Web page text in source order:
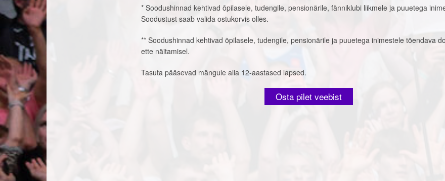
* Soodushinnad kehtivad õpilasele, tudengile, pensionärile, fänniklubi liikmele ja puuetega
Soodustust saab valida ostukorvis olles.
** Soodushinnad kehtivad õpilasele, tudengile, pensionärile ja puuetega inimestele tõendava
ette näitamisel.
Tasuta pääsevad mängule alla 12-aastased lapsed.
Osta pilet veebist